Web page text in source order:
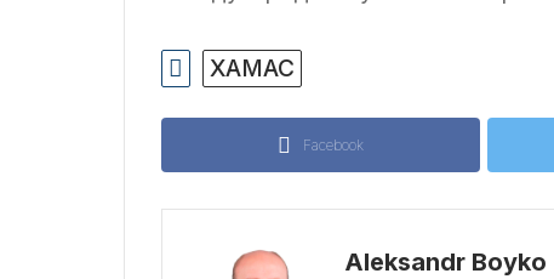
ХАМАС
Facebook
Aleksandr Boyko